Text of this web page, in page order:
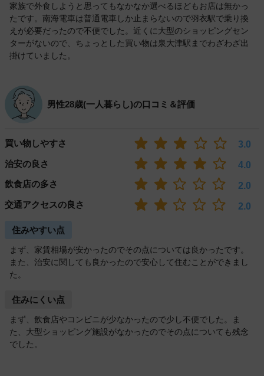
家族で外食しようと思ってもなかなか選べるほどもお店は無かっ
たです。南海電車は普通電車しか止まらないので羽衣駅で乗り換
えが必要だったので不便でした。近くに大型のショッピングセン
ターがないので、ちょっとした買い物は泉大津駅までわざわざ出
掛けていました。
男性28歳(一人暮らし)の口コミ＆評価
買い物しやすさ
3.0
治安の良さ
4.0
飲食店の多さ
2.0
交通アクセスの良さ
2.0
住みやすい点
まず、家賃相場が安かったのでその点については良かったです。
また、治安に関しても良かったので安心して住むことができまし
た。
住みにくい点
まず、飲食店やコンビニが少なかったので少し不便でした。ま
た、大型ショッピング施設がなかったのでその点についても残念
でした。